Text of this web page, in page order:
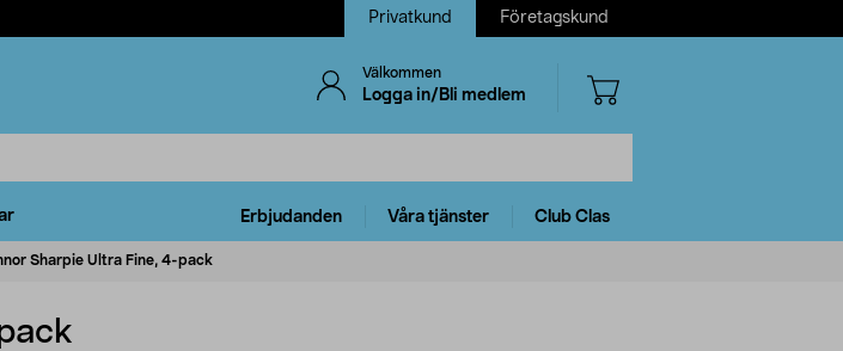
Privatkund Företagskund
Välkommen
Logga in/Bli medlem
Erbjudanden Våra tjänster Club Clas
Sharpie Ultra Fine, 4-pack